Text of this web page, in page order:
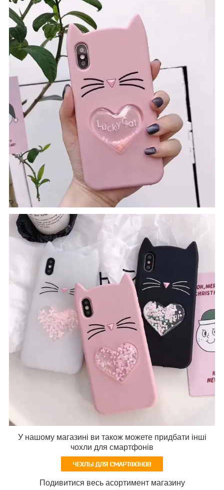
У нашому магазині ви також можете придбати інші
чохли для смартфонів
Подивитися весь асортимент магазину